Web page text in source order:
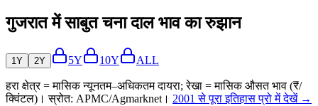
गुजरात में साबुत चना दाल भाव का रुझान
1Y 2Y 5Y 10Y ALL
हरा क्षेत्र = मासिक न्यूनतम–अधिकतम दायरा; रेखा = मासिक औसत भाव (₹/
क्विंटल)। स्रोत: APMC/Agmarknet। 2001 से पूरा इतिहास प्रो में देखें →